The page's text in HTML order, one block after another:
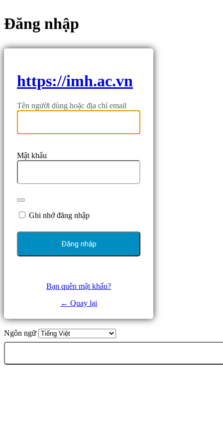
Đăng nhập
https://imh.ac.vn
Tên người dùng hoặc địa chỉ email
Mật khẩu
Ghi nhớ đăng nhập
Bạn quên mật khẩu?
← Quay lại
Ngôn ngữ